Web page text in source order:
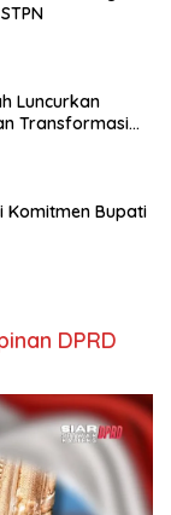
Luncurkan
Transformasi
Komitmen Bupati
DPRD